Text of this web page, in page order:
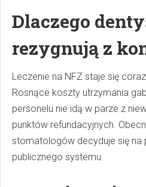
Dlaczego
rezygnują z
Leczenie na NFZ staje się
Rosnące koszty utrzymania
personelu nie idą w parze z
punktów refundacyjnych.
stomatologów decyduje się na
publicznego systemu.